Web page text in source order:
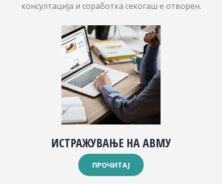
консултација и соработка секогаш е отворен.
ИСТРАЖУВАЊЕ НА АВМУ
ПРОЧИТАЈ